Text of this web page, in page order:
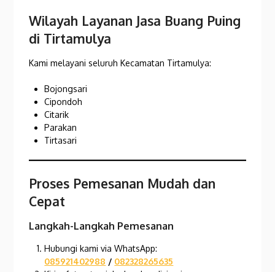
Wilayah Layanan Jasa Buang Puing
di Tirtamulya
Kami melayani seluruh Kecamatan Tirtamulya:
Bojongsari
Cipondoh
Citarik
Parakan
Tirtasari
Proses Pemesanan Mudah dan
Cepat
Langkah-Langkah Pemesanan
Hubungi kami via WhatsApp:
085921402988 / 082328265635